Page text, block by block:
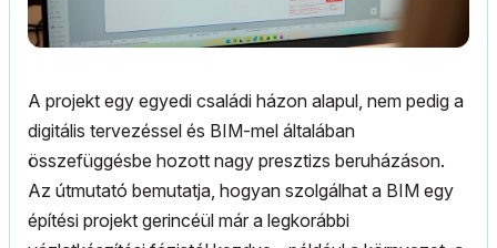
A projekt egy egyedi családi házon alapul, nem pedig a
digitális tervezéssel és BIM-mel általában
összefüggésbe hozott nagy presztizs beruházáson.
Az útmutató bemutatja, hogyan szolgálhat a BIM egy
építési projekt gerincéül már a legkorábbi